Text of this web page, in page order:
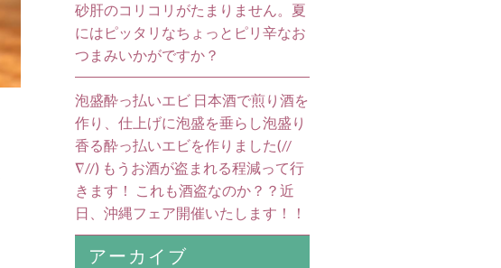
砂肝のコリコリがたまりません。夏
にはピッタリなちょっとピリ辛なお
つまみいかがですか？
泡盛酔っ払いエビ 日本酒で煎り酒を
作り、仕上げに泡盛を垂らし泡盛り
香る酔っ払いエビを作りました(//
∇//) もうお酒が盗まれる程減って行
きます！ これも酒盗なのか？？近
日、沖縄フェア開催いたします！！
アーカイブ